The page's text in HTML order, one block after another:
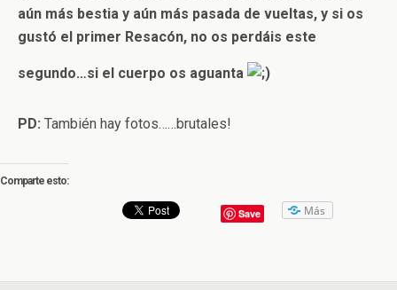
aún más bestia y aún más pasada de vueltas, y si os
gustó el primer Resacón, no os perdáis este
segundo…si el cuerpo os aguanta
PD: También hay fotos……brutales!
Comparte esto:
Save Más